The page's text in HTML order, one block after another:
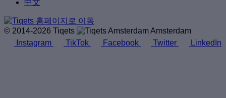
中文
© 2014-2026 Tiqets
Amsterdam
Instagram
TikTok Facebook Twitter LinkedIn